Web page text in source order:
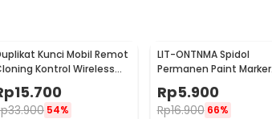
Kunci Mobil Remot
Kontrol Wireless
15.700
33.900 54%
LIT-ONTNMA Spidol
Permanen Paint Marker
MP-01
Rp5.900
Rp16.900 66%